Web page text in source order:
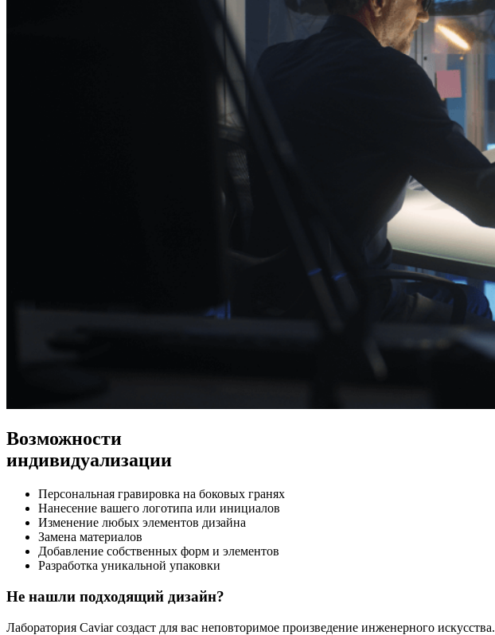
Возможности
индивидуализации
Персональная гравировка на боковых гранях
Нанесение вашего логотипа или инициалов
Изменение любых элементов дизайна
Замена материалов
Добавление собственных форм и элементов
Разработка уникальной упаковки
Не нашли подходящий дизайн?
Лаборатория Caviar создаст для вас неповторимое произведение инженерного искусства.